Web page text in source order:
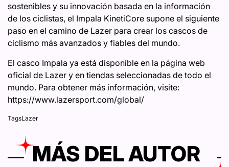
sostenibles y su innovación basada en la información
de los ciclistas, el Impala KinetiCore supone el siguiente
paso en el camino de Lazer para crear los cascos de
ciclismo más avanzados y fiables del mundo.
El casco Impala ya está disponible en la página web
oficial de Lazer y en tiendas seleccionadas de todo el
mundo. Para obtener más información, visite:
https://www.lazersport.com/global/
TagsLazer
MÁS DEL AUTOR